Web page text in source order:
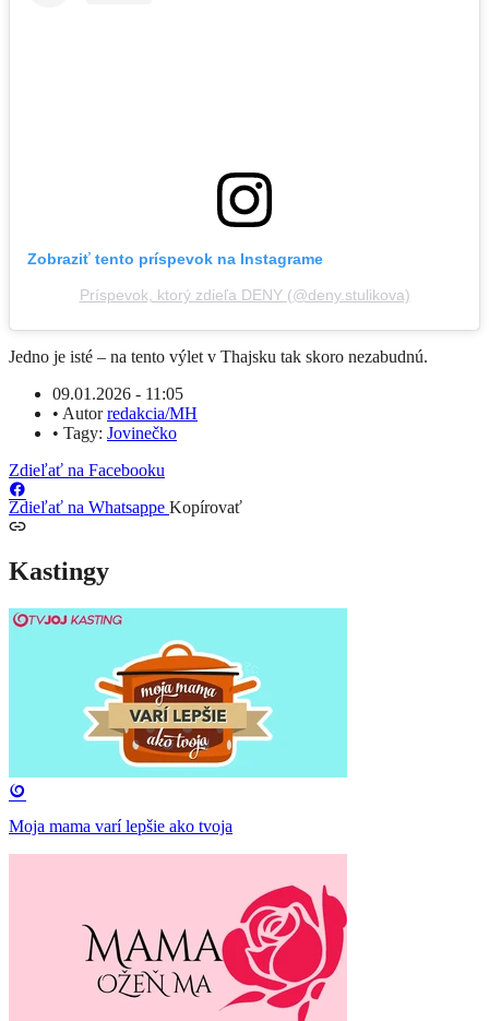
Zobraziť tento príspevok na Instagrame
Príspevok, ktorý zdieľa DENY (@deny.stulikova)
Jedno je isté – na tento výlet v Thajsku tak skoro nezabudnú.
09.01.2026 - 11:05
• Autorredakcia/MH
• Tagy: Jovinečko
Zdieľať na Facebooku
Zdieľať na Whatsappe Kopírovať
Kastingy
Moja mama varí lepšie ako tvoja